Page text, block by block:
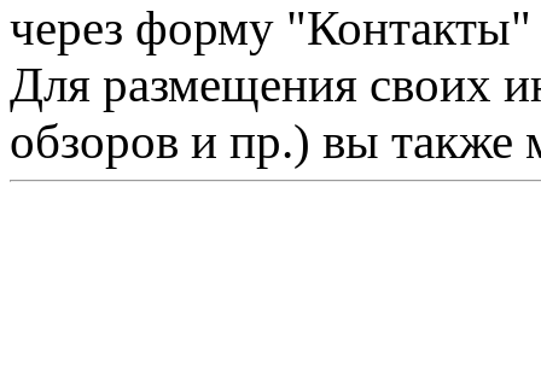
через форму "Контакты"
Для размещения своих
обзоров и пр.) вы также